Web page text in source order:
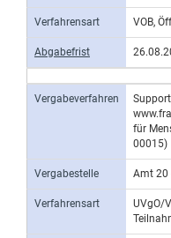
Verfahrensart VOB,
Abgabefrist
Vergabeverfahren
für
00015)
Vergabestelle Amt 20
Verfahrensart
UVgO/